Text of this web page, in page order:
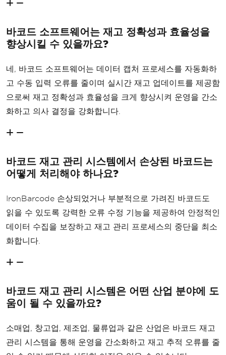
바코드 소프트웨어는 재고 정확성과 효율성을
향상시킬 수 있을까요?
네, 바코드 소프트웨어는 데이터 캡처 프로세스를 자동화하
고 수동 입력 오류를 줄이며 실시간 재고 업데이트를 제공함
으로써 재고 정확성과 효율성을 크게 향상시켜 운영을 간소
화하고 의사 결정을 강화합니다.
바코드 재고 관리 시스템에서 손상된 바코드는
어떻게 처리해야 하나요?
IronBarcode 손상되었거나 부분적으로 가려진 바코드도
읽을 수 있도록 강력한 오류 수정 기능을 제공하여 안정적인
데이터 수집을 보장하고 재고 관리 프로세스의 중단을 최소
화합니다.
바코드 재고 관리 시스템은 어떤 산업 분야에 도
움이 될 수 있을까요?
소매업, 창고업, 제조업, 물류업과 같은 산업은 바코드 재고
관리 시스템을 통해 운영을 간소화하고 재고 추적 오류를 줄